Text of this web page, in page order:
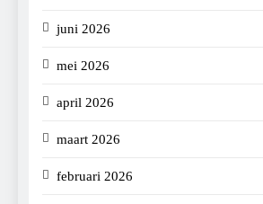
juni 2026
mei 2026
april 2026
maart 2026
februari 2026